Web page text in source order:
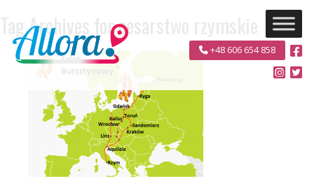
+48 606 654 858
Tag Archives for cesarstwo rzymskie